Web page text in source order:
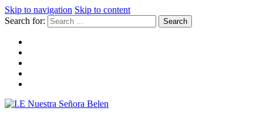
Skip to navigation Skip to content
Search for: